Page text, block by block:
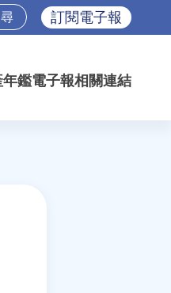
訂閱電子報
年鑑電子報相關連結